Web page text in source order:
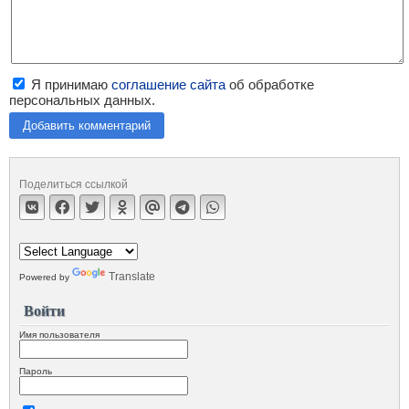
Я принимаю соглашение сайта об обработке
персональных данных.
Добавить комментарий
Поделиться ссылкой
Powered by Translate
Войти
Имя пользователя
Пароль